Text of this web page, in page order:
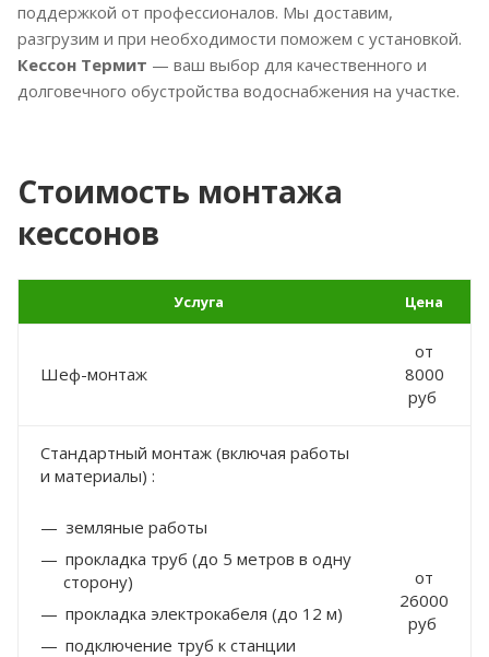
поддержкой от профессионалов. Мы доставим,
разгрузим и при необходимости поможем с установкой.
Кессон Термит — ваш выбор для качественного и
долговечного обустройства водоснабжения на участке.
Стоимость монтажа
кессонов
Услуга Цена
Шеф-монтаж
от
8000
руб
Стандартный монтаж (включая работы
и материалы) :
земляные работы
прокладка труб (до 5 метров в одну
сторону)
прокладка электрокабеля (до 12 м)
подключение труб к станции
от
26000
руб